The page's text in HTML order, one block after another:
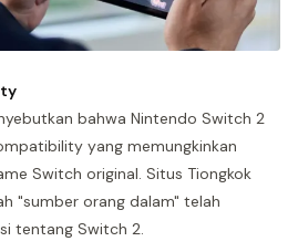
bahwa Nintendo Switch 2
yang memungkinkan
Switch original. Situs Tiongkok
"sumber orang dalam" telah
tentang Switch 2.